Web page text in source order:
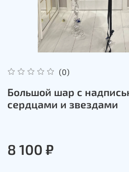
(0)
Большой шар с
сердцами и звездами
8 100 ₽